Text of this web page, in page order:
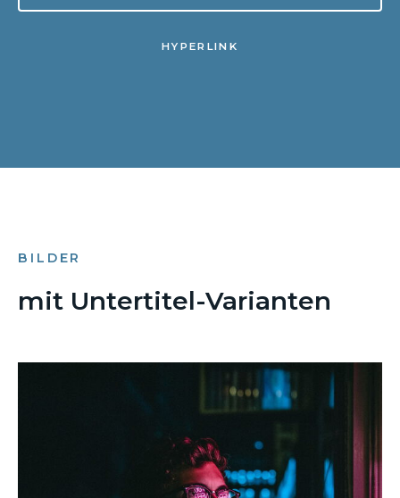
HYPERLINK
BILDER
mit Untertitel-Varianten